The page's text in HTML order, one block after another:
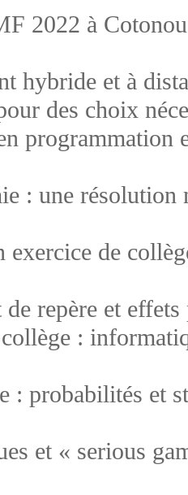
2022 à
hybride et à
des choix
programmation
: une résolution
exercice de
de repère et
:
: probabilités et
et « serious